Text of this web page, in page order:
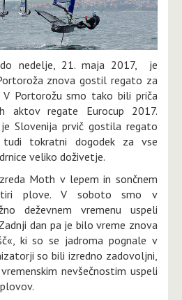
nedelje, 21. maja 2017, je
znova gostil regato za
V Portorožu smo tako bili priča
aktov regate Eurocup 2017.
Slovenija prvič gostila regato
tokratni dogodek za vse
veliko doživetje.
Moth v lepem in sončnem
plove. V soboto smo v
deževnem vremenu uspeli
dan pa je bilo vreme znova
ki so se jadroma pognale v
so bili izredno zadovoljni,
nevšečnostim uspeli